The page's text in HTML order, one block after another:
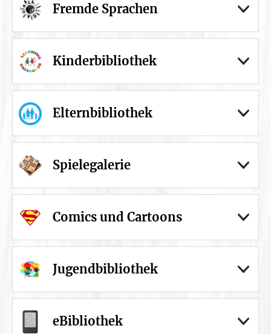
Fremde Sprachen
Kinderbibliothek
Elternbibliothek
Spielegalerie
Comics und Cartoons
Jugendbibliothek
eBibliothek